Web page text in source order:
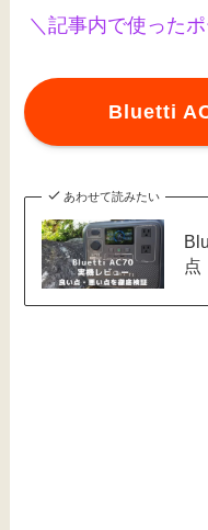
＼記事内で使った
Bluetti
あわせて読みたい
点